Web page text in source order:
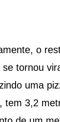
o
se tornou
uma
tem 3,2